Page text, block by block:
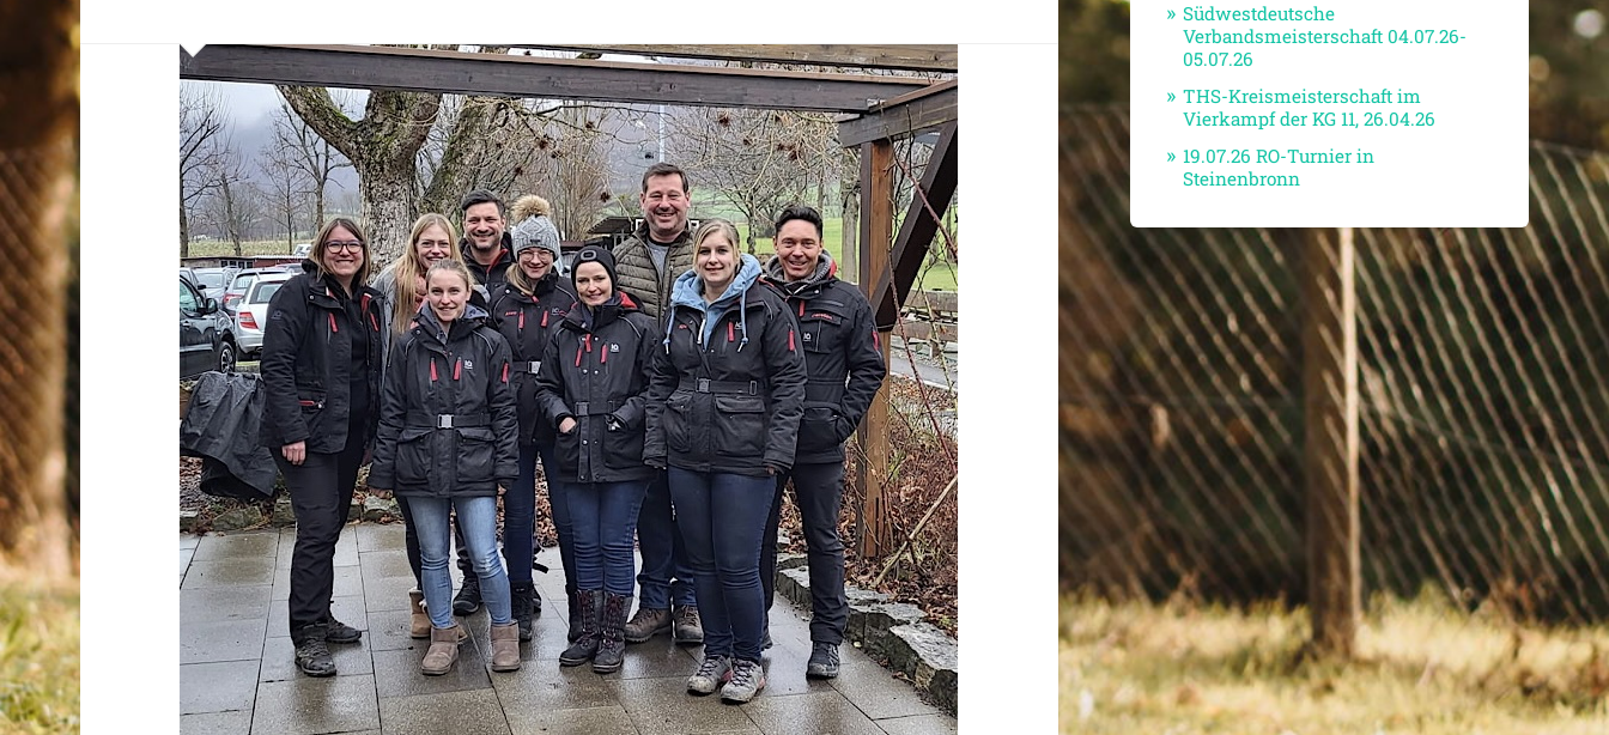
Südwestdeutsche
Verbandsmeisterschaft 04.07.26-
05.07.26
THS-Kreismeisterschaft im
Vierkampf der KG 11, 26.04.26
19.07.26 RO-Turnier in
Steinenbronn